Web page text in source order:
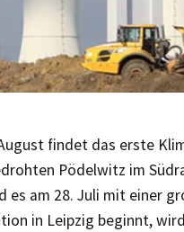
findet das erste
Pödelwitz im
es am 28. Juli mit einer
in Leipzig beginnt,